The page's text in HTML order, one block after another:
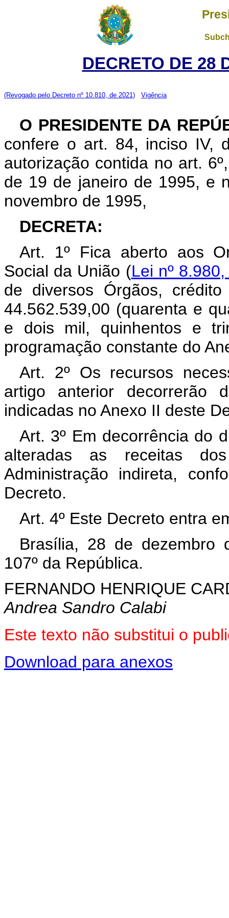
DECRETO DE 28
(Revogado pelo Decreto nº 10.810, de 2021) Vigência
O PRESIDENTE DA
confere o art. 84, inciso IV,
autorização contida no art.
de 19 de janeiro de 1995, e
novembro de 1995,
DECRETA:
Art. 1º Fica aberto aos
Social da União (Lei nº
de diversos Órgãos,
44.562.539,00 (quarenta e
e dois mil, quinhentos e
programação constante do
Art. 2º Os recursos
artigo anterior decorrerão
indicadas no Anexo II deste
Art. 3º Em decorrência do
alteradas as receitas
Administração indireta,
Decreto.
Art. 4º Este Decreto entra
Brasília, 28 de dezembro
107º da República.
FERNANDO HENRIQUE
Andrea Sandro Calabi
Este texto não substitui o
Download para anexos